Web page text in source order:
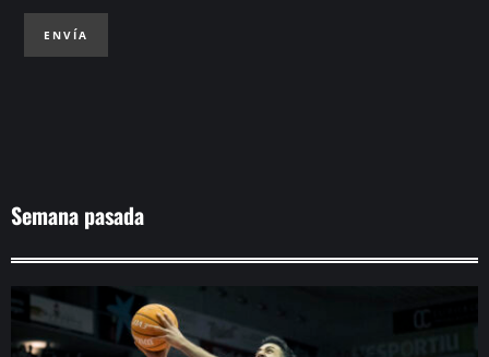
ENVÍA
Semana pasada